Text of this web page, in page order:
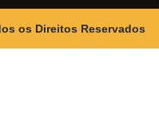
os Direitos Reservados